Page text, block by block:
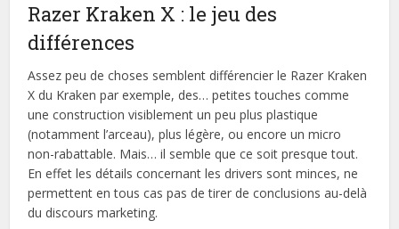
Razer Kraken X : le jeu des
différences
Assez peu de choses semblent différencier le Razer Kraken
X du Kraken par exemple, des… petites touches comme
une construction visiblement un peu plus plastique
(notamment l’arceau), plus légère, ou encore un micro
non-rabattable. Mais… il semble que ce soit presque tout.
En effet les détails concernant les drivers sont minces, ne
permettent en tous cas pas de tirer de conclusions au-delà
du discours marketing.